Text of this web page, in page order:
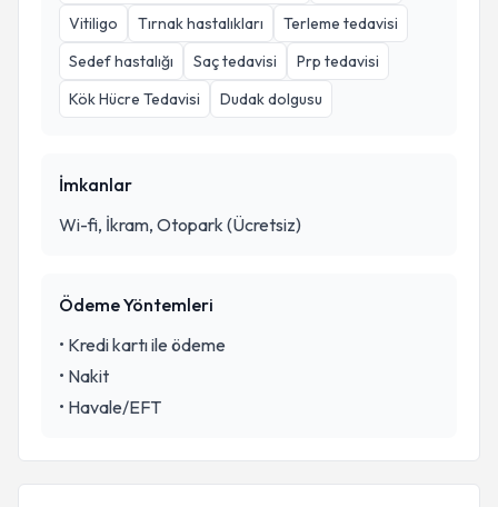
Vitiligo
Tırnak hastalıkları
Terleme tedavisi
Sedef hastalığı
Saç tedavisi
Prp tedavisi
Kök Hücre Tedavisi
Dudak dolgusu
İmkanlar
Wi-fi, İkram, Otopark (Ücretsiz)
Ödeme Yöntemleri
• Kredi kartı ile ödeme
• Nakit
• Havale/EFT